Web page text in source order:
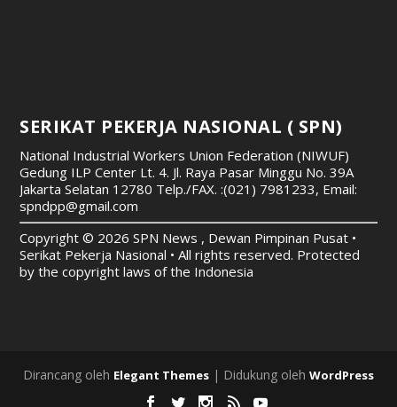
SERIKAT PEKERJA NASIONAL ( SPN)
National Industrial Workers Union Federation (NIWUF)
Gedung ILP Center Lt. 4. Jl. Raya Pasar Minggu No. 39A
Jakarta Selatan 12780 Telp./FAX. :(021) 7981233, Email:
spndpp@gmail.com
Copyright © 2026 SPN News , Dewan Pimpinan Pusat •
Serikat Pekerja Nasional • All rights reserved. Protected
by the copyright laws of the Indonesia
Dirancang oleh Elegant Themes | Didukung oleh WordPress